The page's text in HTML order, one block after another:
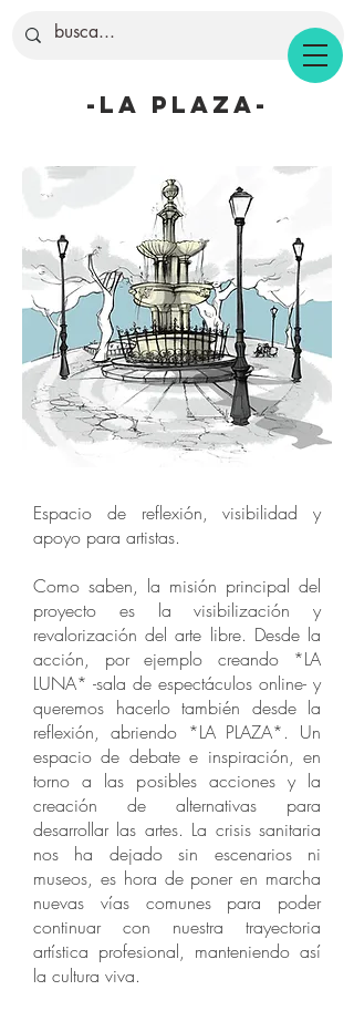
-la plaza-
Espacio de reflexión, visibilidad y
apoyo para artistas.
Como saben, la misión principal del
proyecto es la visibilización y
revalorización del arte libre. Desde la
acción, por ejemplo creando *LA
LUNA* -sala de espectáculos online- y
queremos hacerlo también desde la
reflexión, abriendo *LA PLAZA*. Un
espacio de debate e inspiración, en
torno a las posibles acciones y la
creación de alternativas para
desarrollar las artes. La crisis sanitaria
nos ha dejado sin escenarios ni
museos, es hora de poner en marcha
nuevas vías comunes para poder
continuar con nuestra trayectoria
artística profesional, manteniendo así
la cultura viva.